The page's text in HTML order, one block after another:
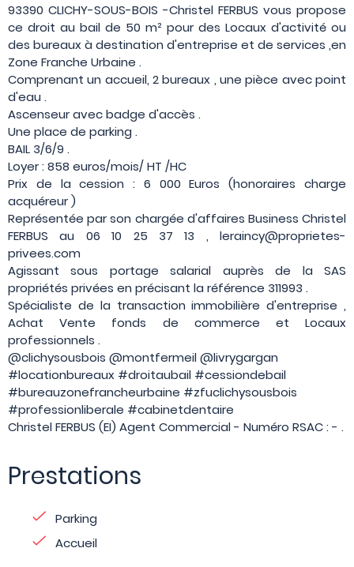
93390 CLICHY-SOUS-BOIS -Christel FERBUS vous propose
ce droit au bail de 50 m² pour des Locaux d'activité ou
des bureaux à destination d'entreprise et de services ,en
Zone Franche Urbaine .
Comprenant un accueil, 2 bureaux , une pièce avec point
d'eau .
Ascenseur avec badge d'accès .
Une place de parking .
BAIL 3/6/9 .
Loyer : 858 euros/mois/ HT /HC
Prix de la cession : 6 000 Euros (honoraires charge
acquéreur )
Représentée par son chargée d'affaires Business Christel
FERBUS au 06 10 25 37 13 , leraincy@proprietes-
privees.com
Agissant sous portage salarial auprès de la SAS
propriétés privées en précisant la référence 311993 .
Spécialiste de la transaction immobilière d'entreprise ,
Achat Vente fonds de commerce et Locaux
professionnels .
@clichysousbois @montfermeil @livrygargan
#locationbureaux #droitaubail #cessiondebail
#bureauzonefrancheurbaine #zfuclichysousbois
#professionliberale #cabinetdentaire
Christel FERBUS (EI) Agent Commercial - Numéro RSAC : - .
Prestations
Parking
Accueil